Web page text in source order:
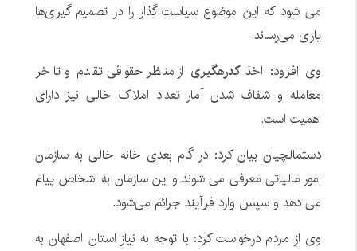
می شود که این موضوع سیاست گذار را در تصمیم گیری‌ها
یاری می‌رساند.
وی افزود: اخذ کدرهگیری از منظر حقوقی تقدم و تاخر
معامله و شفاف شدن آمار تعداد املاک خالی نیز دارای
اهمیت است.
دستمالچیان بیان کرد: در گام بعدی خانه خالی به سازمان
امور مالیاتی معرفی می شوند و این سازمان به اشخاص پیام
می دهد و سپس وارد فرآیند جرائم می‌شود.
وی از مردم درخواست کرد: با توجه به نیاز استان اصفهان به